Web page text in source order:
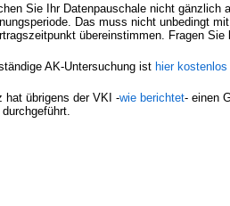
Sie Ihr Datenpauschale nicht gänzlich
Das muss nicht unbedingt
übereinstimmen. Fragen
AK-Untersuchung ist hier kostenlos
hat übrigens der VKI -wie berichtet- einen
durchgeführt.